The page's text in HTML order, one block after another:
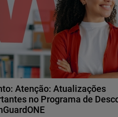
Atenção: Atualizações
no Programa de